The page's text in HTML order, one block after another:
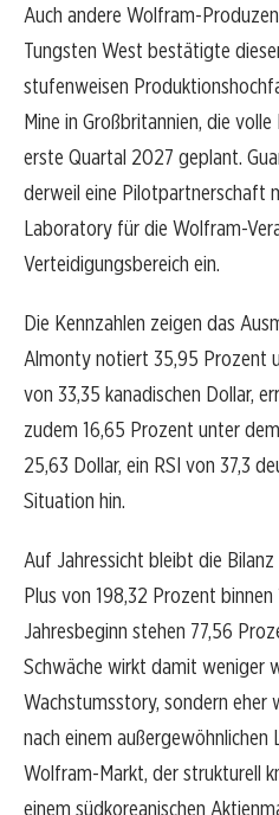
Auch andere Wolfram-
Tungsten West bestätigte
stufenweisen
Mine in Großbritannien, die
erste Quartal 2027 geplant.
derweil eine Pilotpartnerschaft
Laboratory für die Wolfram-
Verteidigungsbereich ein.
Die Kennzahlen zeigen das
Almonty notiert 35,95 Prozent
von 33,35 kanadischen Dollar,
zudem 16,65 Prozent unter
25,63 Dollar, ein RSI von 37,3
Situation hin.
Auf Jahressicht bleibt die
Plus von 198,32 Prozent
Jahresbeginn stehen 77,56
Schwäche wirkt damit weniger
Wachstumsstory, sondern eher
nach einem
Wolfram-Markt, der strukturell
einem südkoreanischen